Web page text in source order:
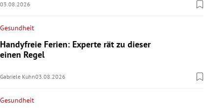
03.08.2026
Gesundheit
Handyfreie Ferien: Experte rät zu dieser
einen Regel
Gabriele Kuhn03.08.2026
Gesundheit